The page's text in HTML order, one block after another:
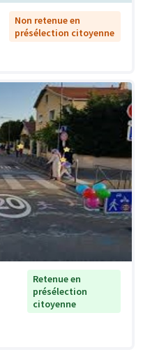
Non retenue en
présélection citoyenne
Retenue en
présélection
citoyenne